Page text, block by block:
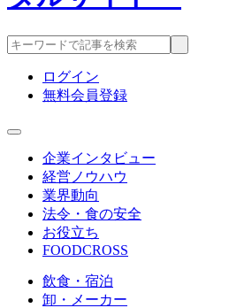
ログイン
無料会員登録
企業インタビュー
経営ノウハウ
業界動向
法令・食の安全
お役立ち
FOODCROSS
飲食・宿泊
卸・メーカー